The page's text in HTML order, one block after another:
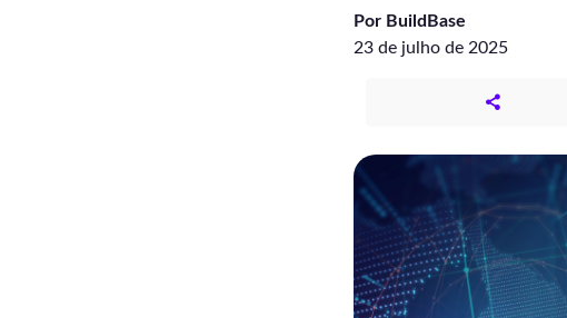
Por BuildBase
23 de julho de 2025